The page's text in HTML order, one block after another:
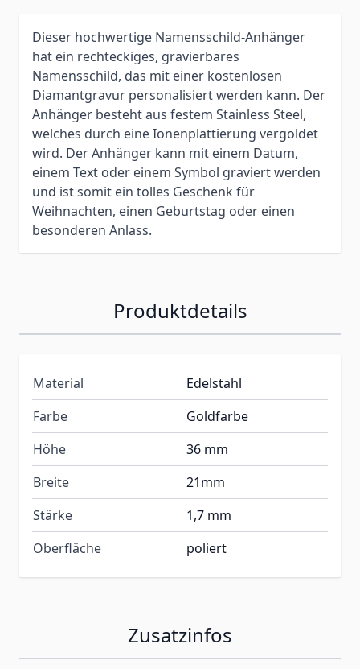
Dieser hochwertige Namensschild-Anhänger
hat ein rechteckiges, gravierbares
Namensschild, das mit einer kostenlosen
Diamantgravur personalisiert werden kann. Der
Anhänger besteht aus festem Stainless Steel,
welches durch eine Ionenplattierung vergoldet
wird. Der Anhänger kann mit einem Datum,
einem Text oder einem Symbol graviert werden
und ist somit ein tolles Geschenk für
Weihnachten, einen Geburtstag oder einen
besonderen Anlass.
Produktdetails
Material
Edelstahl
Farbe
Goldfarbe
Höhe
36 mm
Breite
21mm
Stärke
1,7 mm
Oberfläche
poliert
Zusatzinfos